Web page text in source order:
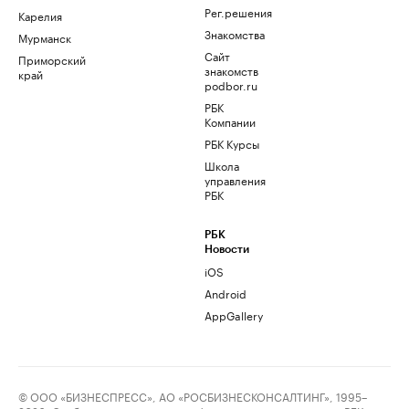
Карелия
Мурманск
Приморский
край
Рег.решения
Знакомства
Сайт
знакомств
podbor.ru
РБК
Компании
РБК Курсы
Школа
управления
РБК
РБК
Новости
iOS
Android
AppGallery
© ООО «БИЗНЕСПРЕСС», АО «РОСБИЗНЕСКОНСАЛТИНГ», 1995–